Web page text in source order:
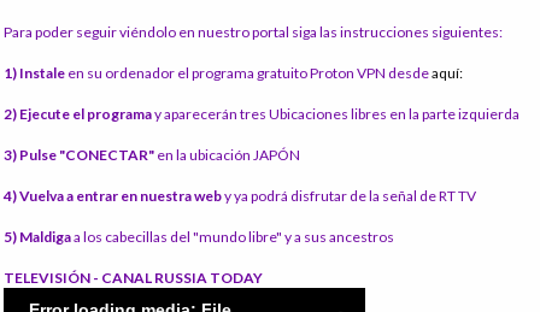
Para poder seguir viéndolo en nuestro portal siga las instrucciones siguientes:
1) Instale en su ordenador el programa gratuito Proton VPN desdeaquí:
2) Ejecute el programay aparecerán tres Ubicaciones libres en la parte izquierda
3) Pulse "CONECTAR" en la ubicación JAPÓN
4) Vuelva a entrar en nuestra weby ya podrá disfrutar de la señal de RT TV
5) Maldigaa los cabecillas del "mundo libre" y a sus ancestros
TELEVISIÓN - CANAL RUSSIA TODAY